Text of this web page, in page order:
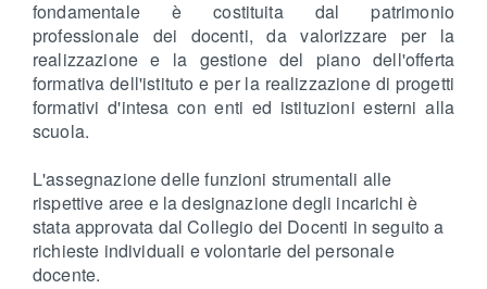
fondamentale è costituita dal patrimonio
professionale dei docenti, da valorizzare per la
realizzazione e la gestione del piano dell'offerta
formativa dell'istituto e per la realizzazione di progetti
formativi d'intesa con enti ed istituzioni esterni alla
scuola.
L'assegnazione delle funzioni strumentali alle
rispettive aree e la designazione degli incarichi è
stata approvata dal Collegio dei Docenti in seguito a
richieste individuali e volontarie del personale
docente.